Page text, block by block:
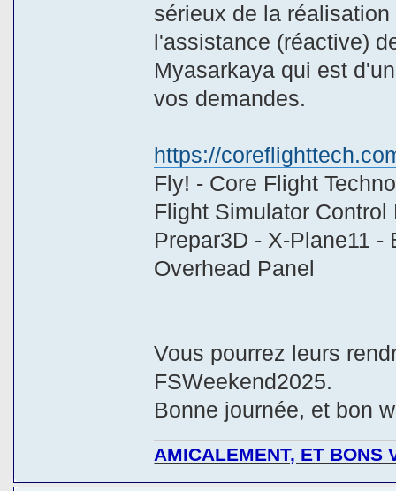
sérieux de la
l'assistance (réactive)
Myasarkaya qui est
vos demandes.
https://
Fly! - Core Flight
Flight Simulator
Prepar3D - X-Plane11
Overhead Panel
Vous pourrez leurs
FSWeekend2025.
Bonne journée, et bon
AMICALEMENT, ET BONS